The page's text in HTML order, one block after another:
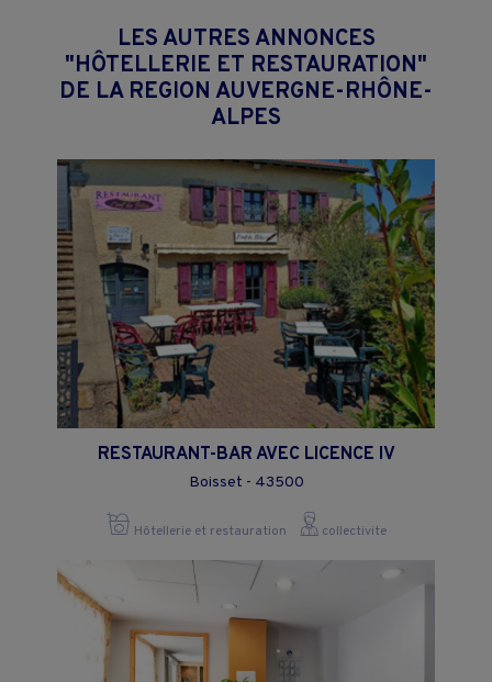
LES AUTRES ANNONCES
"HÔTELLERIE ET RESTAURATION"
DE LA REGION AUVERGNE-RHÔNE-
ALPES
RESTAURANT-BAR AVEC LICENCE IV
Boisset - 43500
Hôtellerie et restauration collectivite